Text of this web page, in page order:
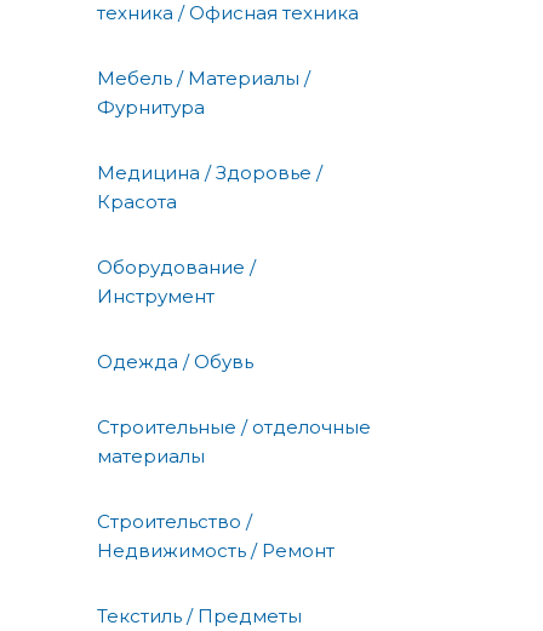
техника / Офисная техника
Мебель / Материалы /
Фурнитура
Медицина / Здоровье /
Красота
Оборудование /
Инструмент
Одежда / Обувь
Строительные / отделочные
материалы
Строительство /
Недвижимость / Ремонт
Текстиль / Предметы